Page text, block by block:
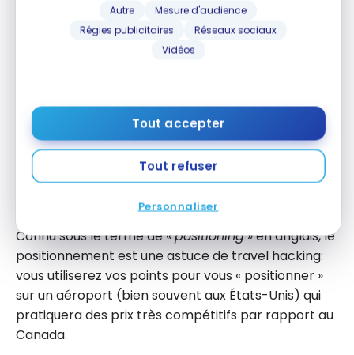
Autre
Mesure d'audience
Régies publicitaires
Réseaux sociaux
Vidéos
Tout accepter
Tout refuser
Personnaliser
nuit dans cet hôtel Best Western Plus de
Plattsburgh.
Best Western Plus – Plattsburgh (NY)
Le positionnement avec des points
pour des vols à bas prix
Connu sous le terme de «positioning» en anglais, le
positionnement est une astuce de travel hacking:
vous utiliserez vos points pour vous « positionner »
sur un aéroport (bien souvent aux États-Unis) qui
pratiquera des prix très compétitifs par rapport au
Canada.